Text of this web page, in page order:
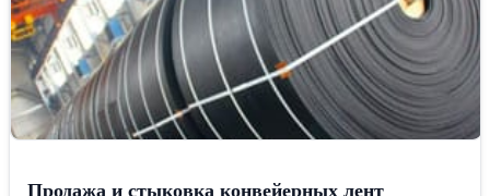
22,2 кг; - рабочий диапазон пропускной способности до 200 м3/
сут.
Продажа и стыковка конвейерных лент